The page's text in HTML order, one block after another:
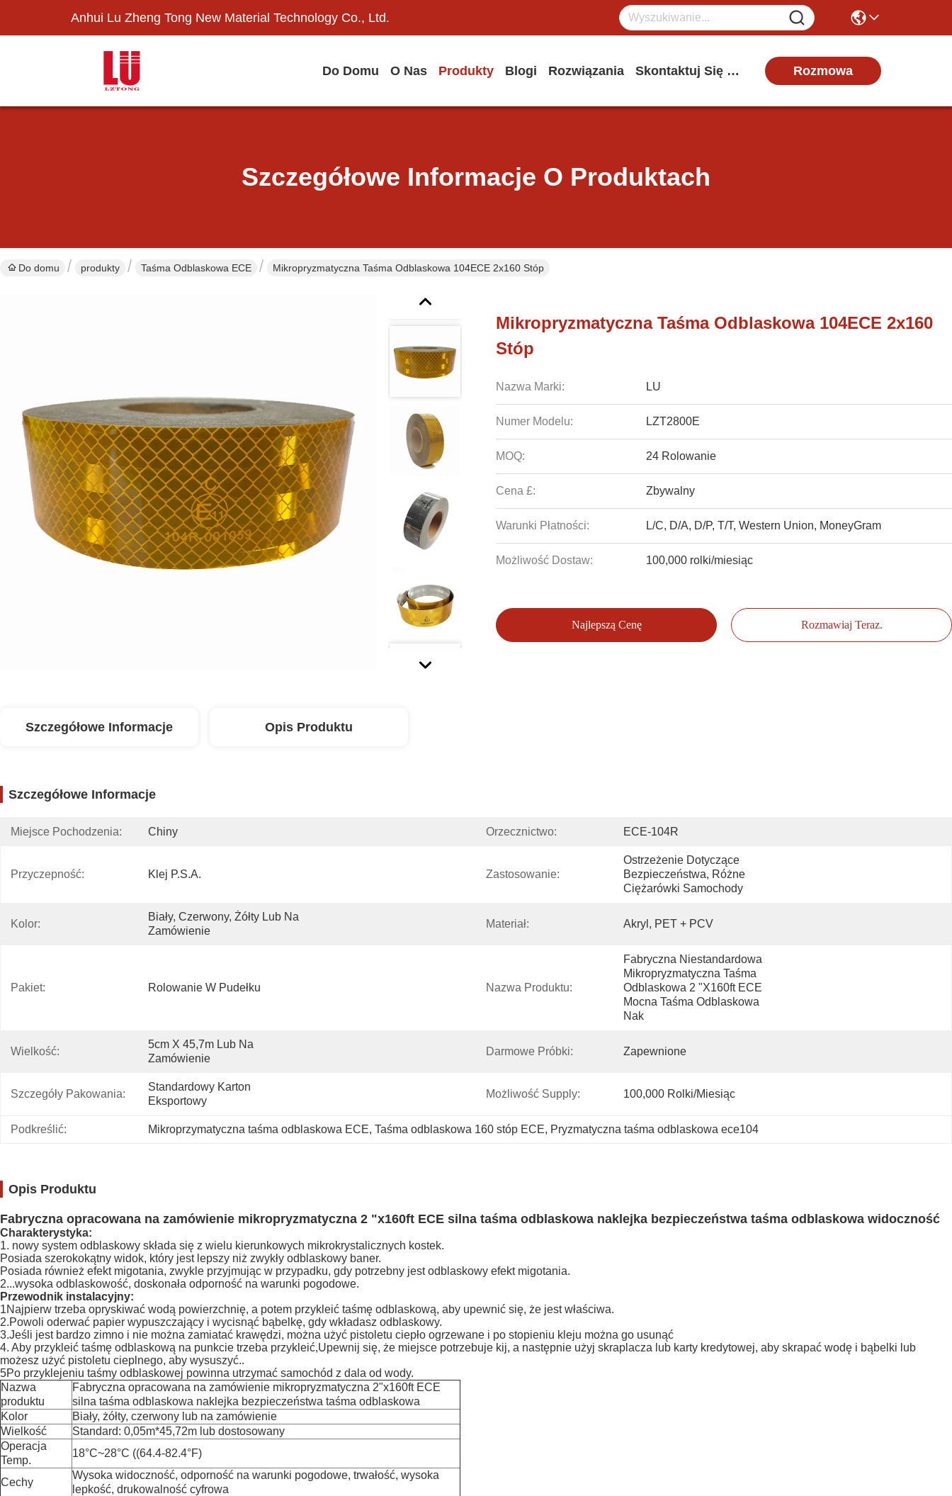
Anhui Lu Zheng Tong New Material Technology Co., Ltd.
Do Domu O Nas Produkty Blogi Rozwiązania Skontaktuj Się Z Nami Rozmowa
Szczegółowe Informacje O Produktach
Do domu produkty Taśma Odblaskowa ECE Mikropryzmatyczna Taśma Odblaskowa 104ECE 2x160 Stóp
Mikropryzmatyczna Taśma Odblaskowa 104ECE 2x160
Stóp
Nazwa Marki: LU
Numer Modelu: LZT2800E
MOQ: 24 Rolowanie
Cena £: Zbywalny
Warunki Płatności: L/C, D/A, D/P, T/T, Western Union, MoneyGram
Możliwość Dostaw: 100,000 rolki/miesiąc
Najlepszą Cenę Rozmawiaj Teraz.
Szczegółowe Informacje Opis Produktu
Szczegółowe Informacje
Miejsce Pochodzenia: Chiny Orzecznictwo: ECE-104R
Przyczepność: Klej P.S.A. Zastosowanie:
Ostrzeżenie Dotyczące
Bezpieczeństwa, Różne
Ciężarówki Samochody
Kolor:
Biały, Czerwony, Żółty Lub Na
Zamówienie
Materiał: Akryl, PET + PCV
Pakiet: Rolowanie W Pudełku Nazwa Produktu:
Fabryczna Niestandardowa
Mikropryzmatyczna Taśma
Odblaskowa 2 "X160ft ECE
Mocna Taśma Odblaskowa
Nak
Wielkość:
5cm X 45,7m Lub Na
Zamówienie
Darmowe Próbki: Zapewnione
Szczegóły Pakowania:
Standardowy Karton
Eksportowy
Możliwość Supply: 100,000 Rolki/miesiąc
Podkreślić: Mikroprzymatyczna taśma odblaskowa ECE, Taśma odblaskowa 160 stóp ECE, Pryzmatyczna taśma odblaskowa ece104
Opis Produktu
Fabryczna opracowana na zamówienie mikropryzmatyczna 2 "x160ft ECE silna taśma odblaskowa naklejka bezpieczeństwa taśma odblaskowa widoczność
Charakterystyka:
1. nowy system odblaskowy składa się z wielu kierunkowych mikrokrystalicznych kostek.
Posiada szerokokątny widok, który jest lepszy niż zwykły odblaskowy baner.
Posiada również efekt migotania, zwykle przyjmując w przypadku, gdy potrzebny jest odblaskowy efekt migotania.
2...wysoka odblaskowość, doskonała odporność na warunki pogodowe.
Przewodnik instalacyjny:
1Najpierw trzeba opryskiwać wodą powierzchnię, a potem przykleić taśmę odblaskową, aby upewnić się, że jest właściwa.
2.Powoli oderwać papier wypuszczający i wycisnąć bąbelkę, gdy wkładasz odblaskowy.
3.Jeśli jest bardzo zimno i nie można zamiatać krawędzi, można użyć pistoletu ciepło ogrzewane i po stopieniu kleju można go usunąć
4. Aby przykleić taśmę odblaskową na punkcie trzeba przykleić,Upewnij się, że miejsce potrzebuje kij, a następnie użyj skraplacza lub karty kredytowej, aby skrapać wodę i bąbelki lub
możesz użyć pistoletu cieplnego, aby wysuszyć..
5Po przyklejeniu taśmy odblaskowej powinna utrzymać samochód z dala od wody.
Nazwa
produktu
Fabryczna opracowana na zamówienie mikropryzmatyczna 2"x160ft ECE
silna taśma odblaskowa naklejka bezpieczeństwa taśma odblaskowa
Kolor
Biały, żółty, czerwony lub na zamówienie
Wielkość
Standard: 0,05m*45,72m lub dostosowany
Operacja
Temp.
18°C~28°C ((64.4-82.4°F)
Cechy
Wysoka widoczność, odporność na warunki pogodowe, trwałość, wysoka
lepkość, drukowalność cyfrowa